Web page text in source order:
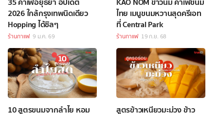
2026 ใกล้กรุงเทพนิดเดียว
Hopping ได้ชิลๆ
ร้านกาแฟ 9 ม.ค. 69
ไทย เมนูขนมหวานสุดครีเอท
ที่ Central Park
ร้านกาแฟ 19 ก.ย. 68
10 สูตรขนมจากลำไย หอม
สูตรข้าวเหนียวมะม่วง ข้าว